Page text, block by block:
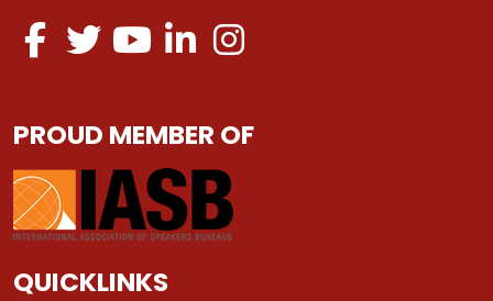
PROUD MEMBER OF
QUICKLINKS